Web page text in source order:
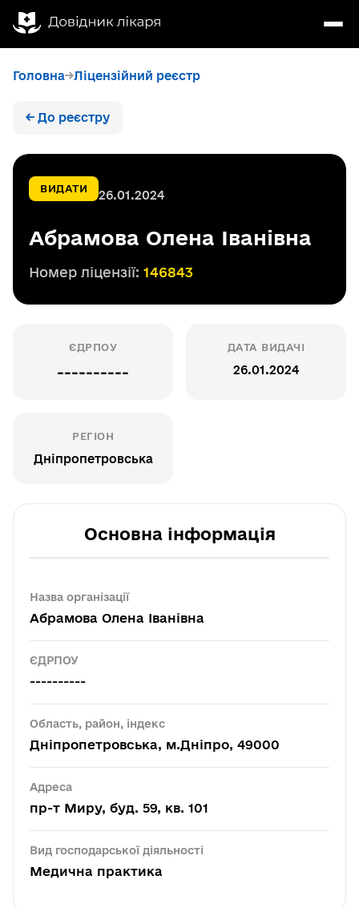
Головна Ліцензійний реєстр
← До реєстру
ВИДАТИ 26.01.2024
Абрамова Олена Іванівна
Номер ліцензії: 146843
ЄДРПОУ
----------
ДАТА ВИДАЧІ
26.01.2024
РЕГІОН
Дніпропетровська
Основна інформація
Назва організації
Абрамова Олена Іванівна
ЄДРПОУ
----------
Область, район, індекс
Дніпропетровська, м.Дніпро, 49000
Адреса
пр-т Миру, буд. 59, кв. 101
Вид господарської діяльності
Медична практика